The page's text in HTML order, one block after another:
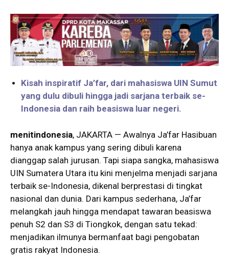
Kisah inspiratif Ja’far, dari mahasiswa UIN Sumut
yang dulu dibuli hingga jadi sarjana terbaik se-
Indonesia dan raih beasiswa luar negeri.
menitindonesia, JAKARTA — Awalnya Ja’far Hasibuan
hanya anak kampus yang sering dibuli karena
dianggap salah jurusan. Tapi siapa sangka, mahasiswa
UIN Sumatera Utara itu kini menjelma menjadi sarjana
terbaik se-Indonesia, dikenal berprestasi di tingkat
nasional dan dunia. Dari kampus sederhana, Ja’far
melangkah jauh hingga mendapat tawaran beasiswa
penuh S2 dan S3 di Tiongkok, dengan satu tekad:
menjadikan ilmunya bermanfaat bagi pengobatan
gratis rakyat Indonesia.